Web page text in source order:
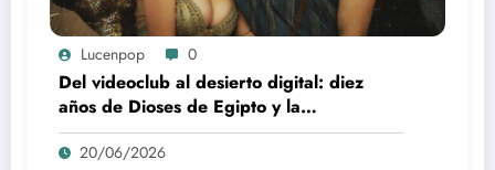
Lucenpop 0
Del videoclub al desierto digital: diez
años de Dioses de Egipto y la
desaparición del blockbuster sin
complejos
20/06/2026